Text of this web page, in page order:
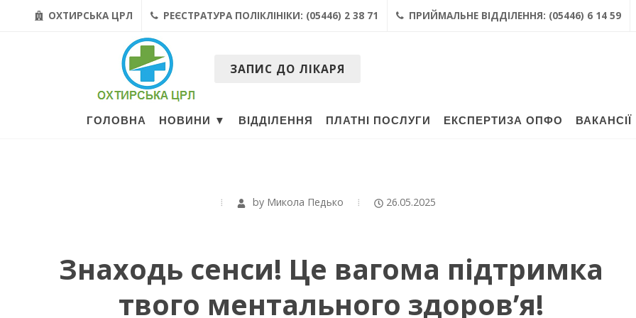
ОХТИРСЬКА ЦРЛ РЕЄСТРАТУРА ПОЛІКЛІНІКИ: (05446) 2 38 71 ПРИЙМАЛЬНЕ ВІДДІЛЕННЯ: (05446) 6 14 59
ЗАПИС ДО ЛІКАРЯ
ГОЛОВНА НОВИНИ ▼ ВІДДІЛЕННЯ ПЛАТНІ ПОСЛУГИ ЕКСПЕРТИЗА ОПФО ВАКАНСІЇ
by Микола Педько 26.05.2025
Знаходь сенси! Це вагома підтримка
твого ментального здоров’я!